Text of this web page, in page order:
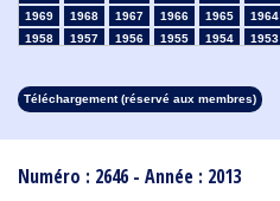
Numéro : 2646 - Année : 2013
1969
1968 1967 1966 1965 1964
1958
1957 1956 1955 1954 1953
1913
1912 1911 1910 1909 1908
Téléchargement (réservé aux membres)